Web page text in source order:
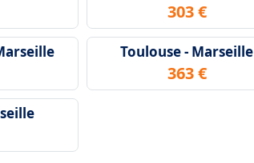
303 €
Toulouse - Marseille
363 €